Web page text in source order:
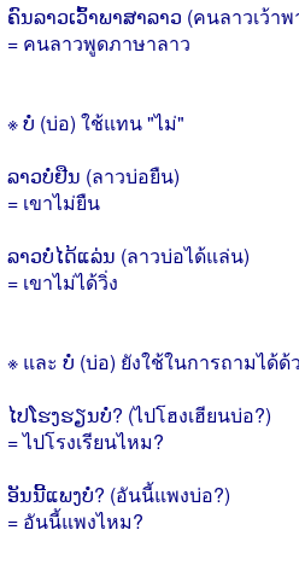
ຄົນລາວເວົ້າພາສາລາວ (คนลาวเว้าพ
= คนลาวพูดภาษาลาว
※ ບໍ່ (บ่อ) ใช้แทน "ไม่"
ລາວບໍ່ຢືນ (ลาวบ่อยืน)
= เขาไม่ยืน
ລາວບໍ່ໄດ້ແລ່ນ (ลาวบ่อได้แล่น)
= เขาไม่ได้วิ่ง
※ และ ບໍ່ (บ่อ) ยังใช้ในการถามได้
ໄປໂຮງຮຽນບໍ່? (ไปโฮงเฮียนบ่อ?)
= ไปโรงเรียนไหม?
ອັນນີ້ແພງບໍ່? (อันนี้แพงบ่อ?)
= อันนี้แพงไหม?